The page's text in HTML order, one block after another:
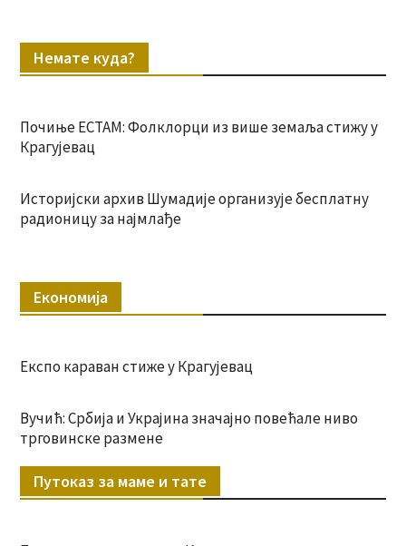
Немате куда?
Почиње ЕСТАМ: Фолклорци из више земаља стижу у
Крагујевац
Историјски архив Шумадије организује бесплатну
радионицу за најмлађе
Економија
Експо караван стиже у Крагујевац
Вучић: Србија и Украјина значајно повећале ниво
трговинске размене
Путоказ за маме и тате